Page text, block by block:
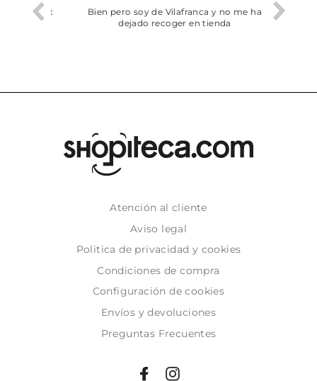
trobat
Bien pero soy de Vilafranca y no me ha
dejado recoger en tienda
Atención al cliente
Aviso legal
Politica de privacidad y cookies
Condiciones de compra
Configuración de cookies
Envíos y devoluciones
Preguntas Frecuentes